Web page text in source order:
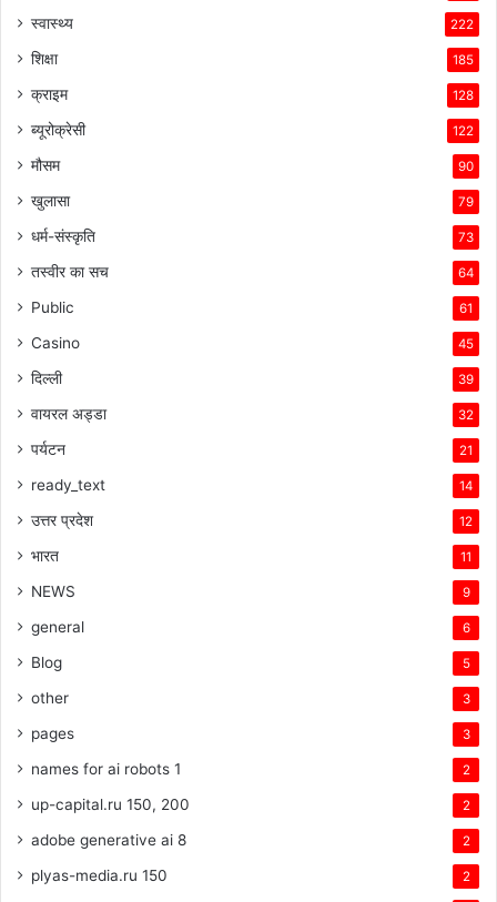
स्वास्थ्य 222
शिक्षा 185
क्राइम 128
ब्यूरोक्रेसी 122
मौसम 90
खुलासा 79
धर्म-संस्कृति 73
तस्वीर का सच 64
Public 61
Casino 45
दिल्ली 39
वायरल अड्डा 32
पर्यटन 21
ready_text 14
उत्तर प्रदेश 12
भारत 11
NEWS 9
general 6
Blog 5
other 3
pages 3
names for ai robots 1 2
up-capital.ru 150, 200 2
adobe generative ai 8 2
plyas-media.ru 150 2